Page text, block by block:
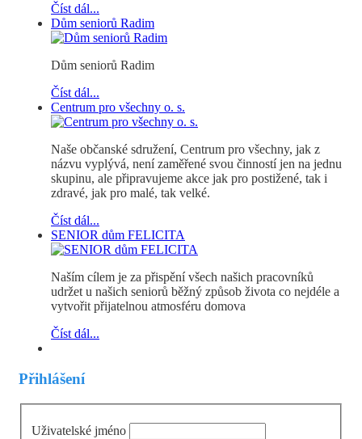
Číst dál...
Dům seniorů Radim
Dům seniorů Radim
Číst dál...
Centrum pro všechny o. s.
Naše občanské sdružení, Centrum pro všechny, jak z
názvu vyplývá, není zaměřené svou činností jen na jednu
skupinu, ale připravujeme akce jak pro postižené, tak i
zdravé, jak pro malé, tak velké.
Číst dál...
SENIOR dům FELICITA
Naším cílem je za přispění všech našich pracovníků
udržet u našich seniorů běžný způsob života co nejdéle a
vytvořit přijatelnou atmosféru domova
Číst dál...
Přihlášení
Uživatelské jméno